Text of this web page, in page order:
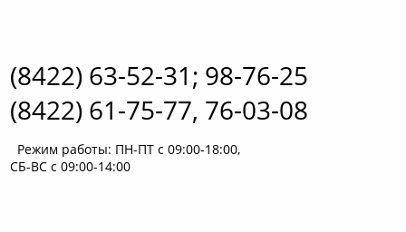
(8422) 63-52-31; 98-76-25
(8422) 61-75-77, 76-03-08
Режим работы: ПН-ПТ с 09:00-18:00,
СБ-ВС с 09:00-14:00